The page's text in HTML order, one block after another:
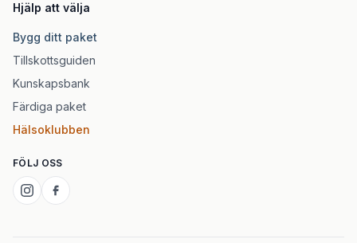
Hjälp att välja
Bygg ditt paket
Tillskottsguiden
Kunskapsbank
Färdiga paket
Hälsoklubben
FÖLJ OSS